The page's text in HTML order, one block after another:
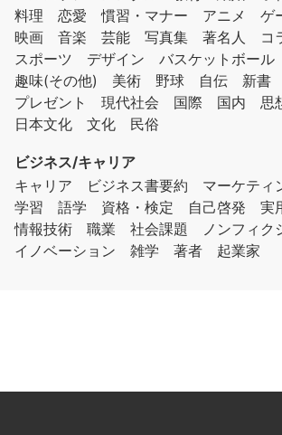
料理
恋愛 慣習・マナー アニメ ゲ
映画
音楽 芸能 写真集 著名人 コ
スポーツ
デザイン バスケットボール
趣味(その他)
美術 野球 自伝 新書
プレゼント
現代社会 国際 国内 思
日本文化
文化 民俗
ビジネス/キャリア
キャリア
ビジネス書要約 マーケティ
学習
語学 資格・検定 自己啓発 実
情報技術
職業 社会課題
ノンフィク
イノベーション
雑学 著者 起業家